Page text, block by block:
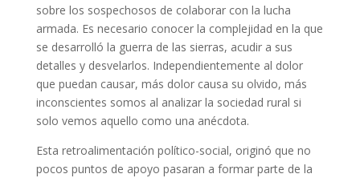
sobre los sospechosos de colaborar con la lucha
armada. Es necesario conocer la complejidad en la que
se desarrolló la guerra de las sierras, acudir a sus
detalles y desvelarlos. Independientemente al dolor
que puedan causar, más dolor causa su olvido, más
inconscientes somos al analizar la sociedad rural si
solo vemos aquello como una anécdota.
Esta retroalimentación político-social, originó que no
pocos puntos de apoyo pasaran a formar parte de la